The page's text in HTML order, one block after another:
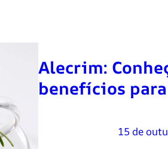
Alecrim:
benefícios
15 de